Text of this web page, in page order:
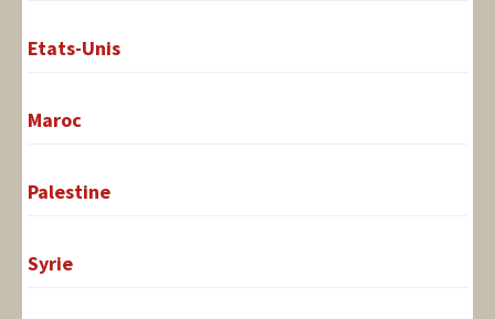
Etats-Unis
Maroc
Palestine
Syrie